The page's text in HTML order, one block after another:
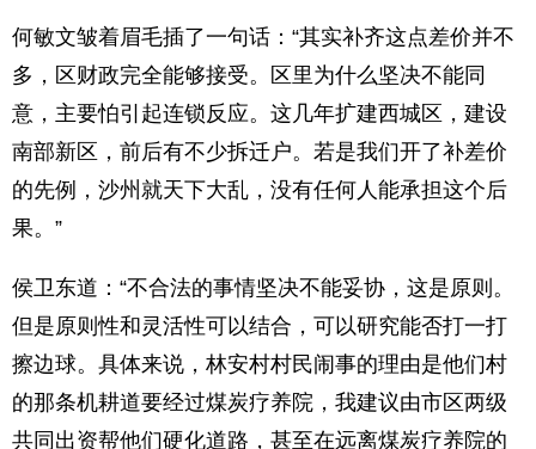
何敏文皱着眉毛插了一句话：“其实补齐这点差价并不
多，区财政完全能够接受。区里为什么坚决不能同
意，主要怕引起连锁反应。这几年扩建西城区，建设
南部新区，前后有不少拆迁户。若是我们开了补差价
的先例，沙州就天下大乱，没有任何人能承担这个后
果。”
侯卫东道：“不合法的事情坚决不能妥协，这是原则。
但是原则性和灵活性可以结合，可以研究能否打一打
擦边球。具体来说，林安村村民闹事的理由是他们村
的那条机耕道要经过煤炭疗养院，我建议由市区两级
共同出资帮他们硬化道路，甚至在远离煤炭疗养院的